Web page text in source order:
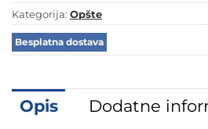
Kategorija: Opšte
Besplatna dostava
Opis Dodatne